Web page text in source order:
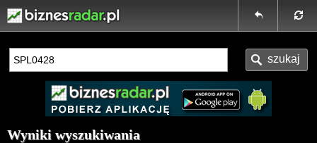
Wyniki wyszukiwania